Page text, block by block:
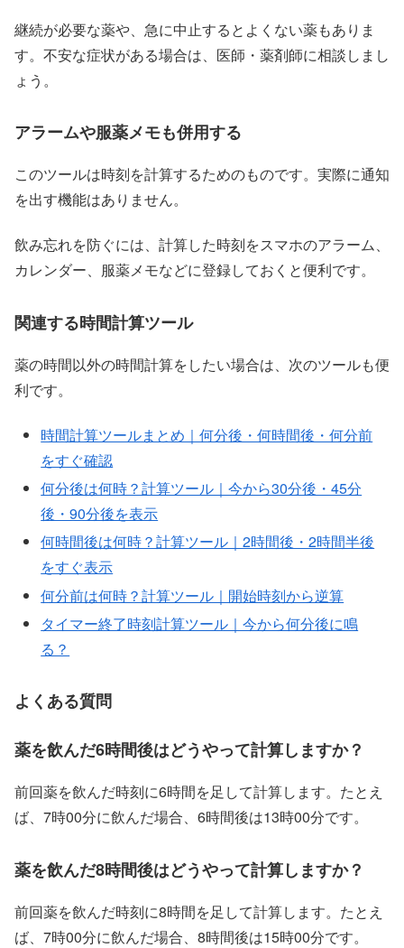
継続が必要な薬や、急に中止するとよくない薬もありま
す。不安な症状がある場合は、医師・薬剤師に相談しまし
ょう。
アラームや服薬メモも併用する
このツールは時刻を計算するためのものです。実際に通知
を出す機能はありません。
飲み忘れを防ぐには、計算した時刻をスマホのアラーム、
カレンダー、服薬メモなどに登録しておくと便利です。
関連する時間計算ツール
薬の時間以外の時間計算をしたい場合は、次のツールも便
利です。
時間計算ツールまとめ｜何分後・何時間後・何分前
をすぐ確認
何分後は何時？計算ツール｜今から30分後・45分
後・90分後を表示
何時間後は何時？計算ツール｜2時間後・2時間半後
をすぐ表示
何分前は何時？計算ツール｜開始時刻から逆算
タイマー終了時刻計算ツール｜今から何分後に鳴
る？
よくある質問
薬を飲んだ6時間後はどうやって計算しますか？
前回薬を飲んだ時刻に6時間を足して計算します。たとえ
ば、7時00分に飲んだ場合、6時間後は13時00分です。
薬を飲んだ8時間後はどうやって計算しますか？
前回薬を飲んだ時刻に8時間を足して計算します。たとえ
ば、7時00分に飲んだ場合、8時間後は15時00分です。